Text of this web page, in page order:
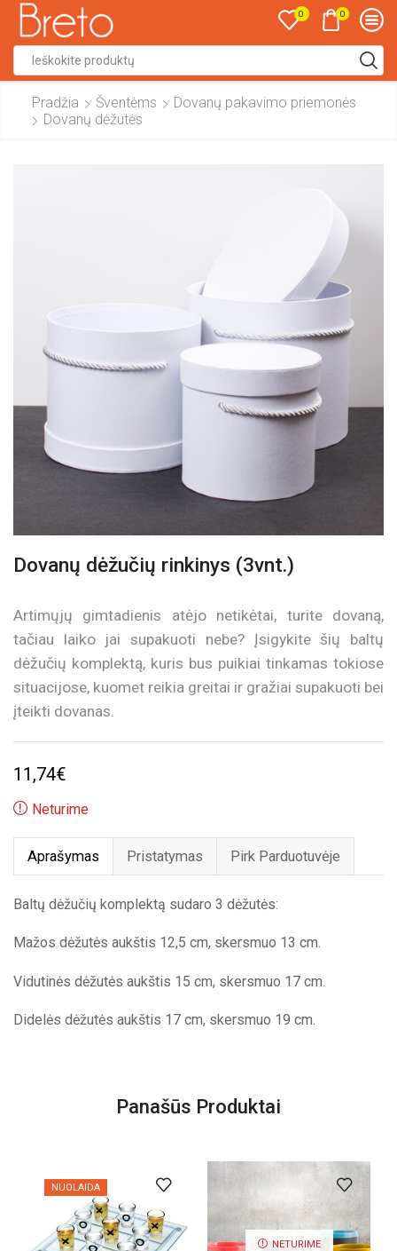
0 0
input
Pradžia Šventėms
Dovanų pakavimo priemonės
Dovanų dėžutės
Dovanų dėžučių rinkinys (3vnt.)
Artimųjų gimtadienis atėjo netikėtai, turite dovaną,
tačiau laiko jai supakuoti nebe? Įsigykite šių baltų
dėžučių komplektą, kuris bus puikiai tinkamas tokiose
situacijose, kuomet reikia greitai ir gražiai supakuoti bei
įteikti dovanas.
11,74€
Neturime
Aprašymas Pristatymas Pirk Parduotuvėje
Baltų dėžučių komplektą sudaro 3 dėžutės:
Mažos dėžutės aukštis 12,5 cm, skersmuo 13 cm.
Vidutinės dėžutės aukštis 15 cm, skersmuo 17 cm.
Didelės dėžutės aukštis 17 cm, skersmuo 19 cm.
Panašūs Produktai
NUOLAIDA
NETURIME